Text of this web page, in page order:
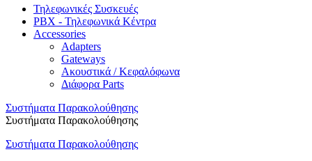
Τηλεφωνικές Συσκευές
PBX - Τηλεφωνικά Κέντρα
Accessories
Adapters
Gateways
Ακουστικά / Κεφαλόφωνα
Διάφορα Parts
Συστήματα Παρακολούθησης
Συστήματα Παρακολούθησης
Συστήματα Παρακολούθησης